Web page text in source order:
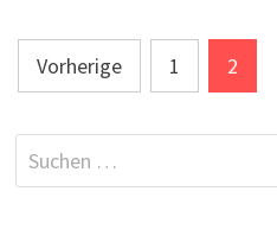
der
Beiträge
Vorherige 1 2
Suchen
nach: